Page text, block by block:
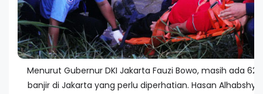
Menurut Gubernur DKI Jakarta Fauzi Bowo, masih ada 62
banjir di Jakarta yang perlu diperhatian. Hasan